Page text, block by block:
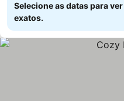
Selecione as datas para
exatos.